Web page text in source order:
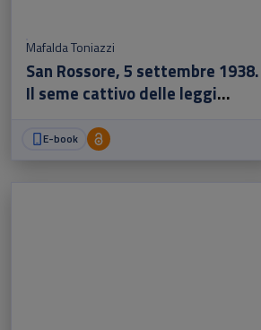
Mafalda Toniazzi
San Rossore, 5 settembre 1938.
Il seme cattivo delle leggi
E-book